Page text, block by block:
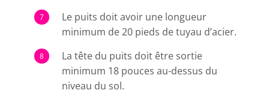
Le puits doit avoir une longueur
minimum de 20 pieds de tuyau d’acier.
La tête du puits doit être sortie
minimum 18 pouces au-dessus du
niveau du sol.